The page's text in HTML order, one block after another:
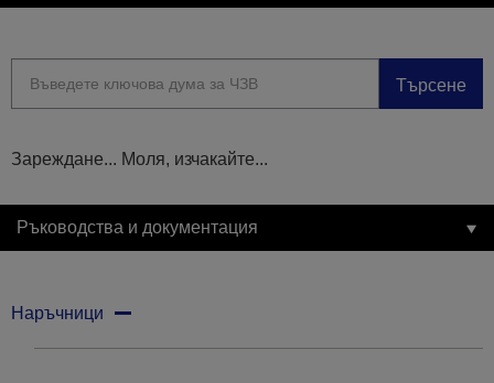
Търсене
Зареждане... Моля, изчакайте...
Ръководства и документация
Наръчници